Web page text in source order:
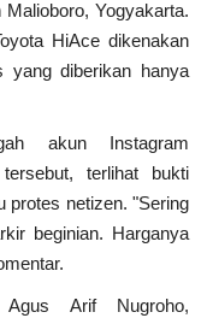
Yogyakarta.
HiAce dikenakan
yang diberikan hanya
akun Instagram
terlihat bukti
protes netizen. "Sering
beginian. Harganya
Arif Nugroho,